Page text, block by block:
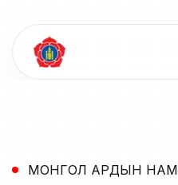
МОНГОЛ АРДЫН НАМ